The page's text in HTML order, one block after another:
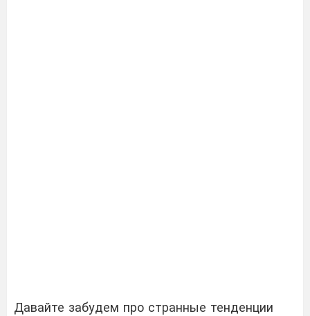
Давайте забудем про странные тенденции